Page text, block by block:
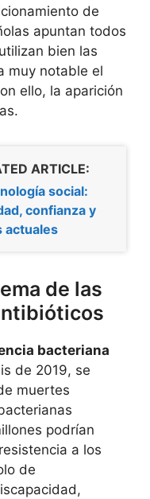
de
apuntan todos
bien las
muy notable el
ello, la aparición
ARTICLE:
social:
confianza y
actuales
de las
bacteriana
de 2019, se
muertes
podrían
a los
de